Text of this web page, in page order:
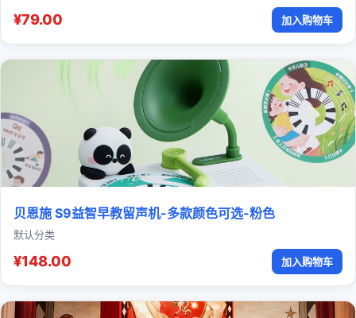
¥79.00 加入购物车
贝恩施 S9益智早教留声机-多款颜色可选-粉色
默认分类
¥148.00 加入购物车